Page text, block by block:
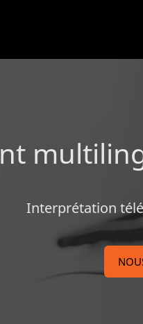
Interprétation